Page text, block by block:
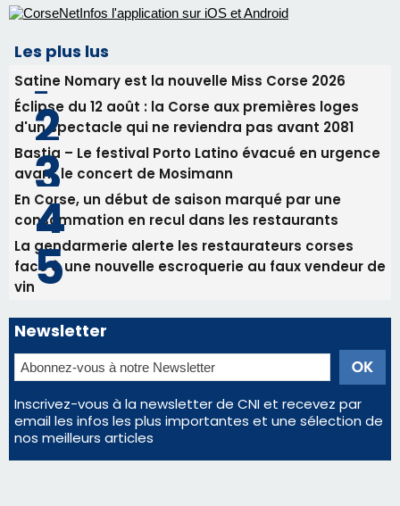
Les plus lus
Satine Nomary est la nouvelle Miss Corse 2026
Éclipse du 12 août : la Corse aux premières loges
d'un spectacle qui ne reviendra pas avant 2081
Bastia – Le festival Porto Latino évacué en urgence
avant le concert de Mosimann
En Corse, un début de saison marqué par une
consommation en recul dans les restaurants
La gendarmerie alerte les restaurateurs corses
face à une nouvelle escroquerie au faux vendeur de
vin
Newsletter
Inscrivez-vous à la newsletter de CNI et recevez par
email les infos les plus importantes et une sélection de
nos meilleurs articles